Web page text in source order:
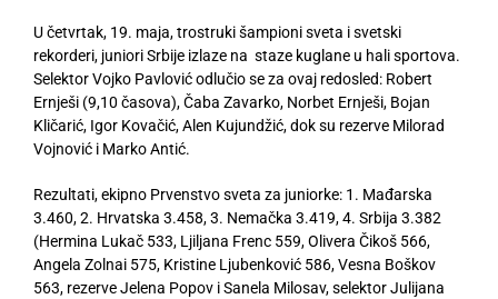
U četvrtak, 19. maja, trostruki šampioni sveta i svetski
rekorderi, juniori Srbije izlaze na staze kuglane u hali sportova.
Selektor Vojko Pavlović odlučio se za ovaj redosled: Robert
Ernješi (9,10 časova), Čaba Zavarko, Norbet Ernješi, Bojan
Kličarić, Igor Kovačić, Alen Kujundžić, dok su rezerve Milorad
Vojnović i Marko Antić.
Rezultati, ekipno Prvenstvo sveta za juniorke: 1. Mađarska
3.460, 2. Hrvatska 3.458, 3. Nemačka 3.419, 4. Srbija 3.382
(Hermina Lukač 533, Ljiljana Frenc 559, Olivera Čikoš 566,
Angela Zolnai 575, Kristine Ljubenković 586, Vesna Boškov
563, rezerve Jelena Popov i Sanela Milosav, selektor Julijana